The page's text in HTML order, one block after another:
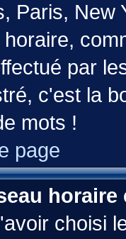
Paris, New
par
c'est la
mots !
page
choisi